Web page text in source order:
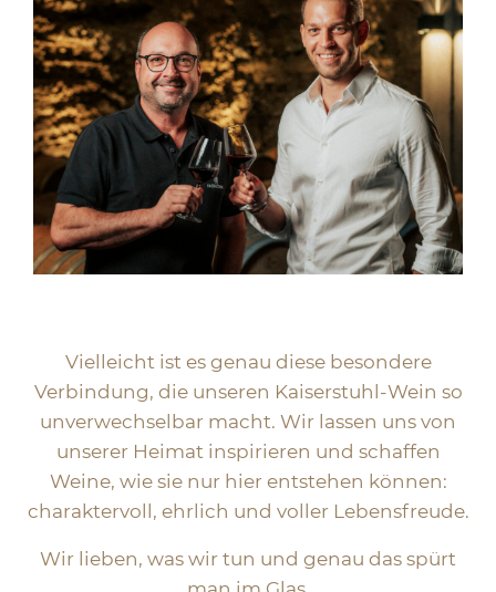
Vielleicht ist es genau diese besondere
Verbindung, die unseren Kaiserstuhl-Wein so
unverwechselbar macht. Wir lassen uns von
unserer Heimat inspirieren und schaffen
Weine, wie sie nur hier entstehen können:
charaktervoll, ehrlich und voller Lebensfreude.
Wir lieben, was wir tun und genau das spürt